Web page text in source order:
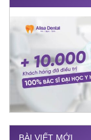
BÀI VIẾT MỚI